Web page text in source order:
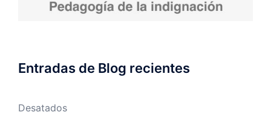
Entradas de Blog recientes
Desatados